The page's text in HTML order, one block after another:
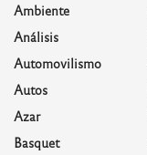
Ambiente
Análisis
Automovilismo
Autos
Azar
Basquet